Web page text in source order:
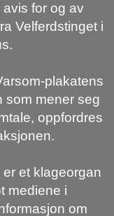
for og av
Velferdstinget i
plakatens
som mener seg
oppfordres
et klageorgan
mediene i
om